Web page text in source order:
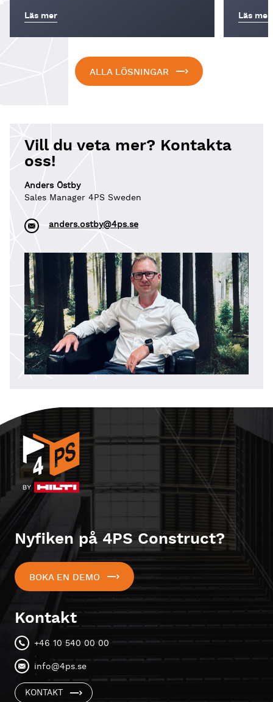
Läs mer Läs mer
ALLA LÖSNINGAR
Vill du veta mer? Kontakta
oss!
Anders Östby
Sales Manager 4PS Sweden
anders.ostby@4ps.se
Nyfiken på 4PS Construct?
BOKA EN DEMO
Kontakt
+46 10 540 00 00
info@4ps.se
KONTAKT